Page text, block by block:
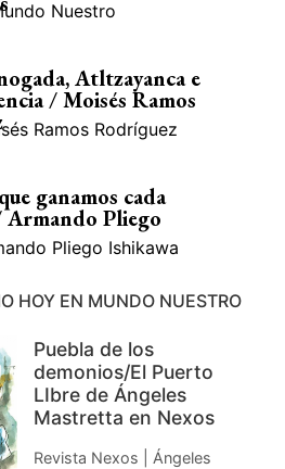
Nuestro
Atltzayanca e
/ Moisés Ramos
Ramos Rodríguez
ganamos cada
Pliego
Pliego Ishikawa
HOY EN MUNDO NUESTRO
Puebla de los
demonios/El Puerto
LIbre de Ángeles
Mastretta en Nexos
Revista Nexos | Ángeles